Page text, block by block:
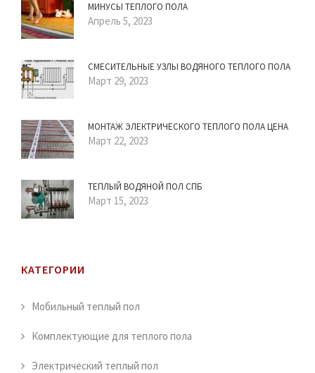
МИНУСЫ ТЕПЛОГО ПОЛА
Апрель 5, 2023
СМЕСИТЕЛЬНЫЕ УЗЛЫ ВОДЯНОГО ТЕПЛОГО ПОЛА
Март 29, 2023
МОНТАЖ ЭЛЕКТРИЧЕСКОГО ТЕПЛОГО ПОЛА ЦЕНА
Март 22, 2023
ТЕПЛЫЙ ВОДЯНОЙ ПОЛ СПБ
Март 15, 2023
КАТЕГОРИИ
Мобильный теплый пол
Комплектующие для теплого пола
Электрический теплый пол